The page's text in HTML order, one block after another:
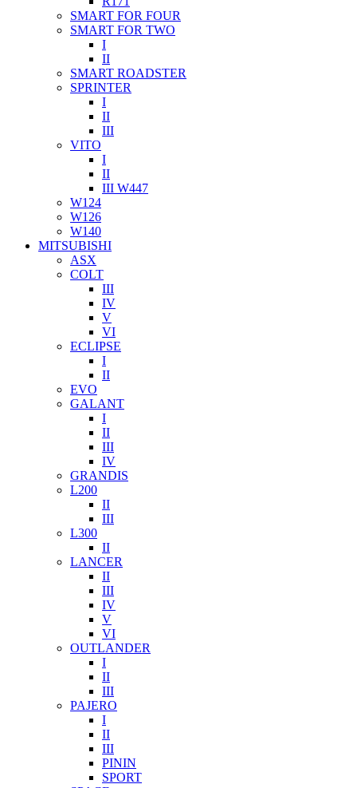
SMART FOR FOUR
SMART FOR TWO
I
II
SMART ROADSTER
SPRINTER
I
II
III
VITO
I
II
III W447
W124
W126
W140
MITSUBISHI
ASX
COLT
III
IV
V
VI
ECLIPSE
I
II
EVO
GALANT
I
II
III
IV
GRANDIS
L200
II
III
L300
II
LANCER
II
III
IV
V
VI
OUTLANDER
I
II
III
PAJERO
I
II
III
PININ
SPORT